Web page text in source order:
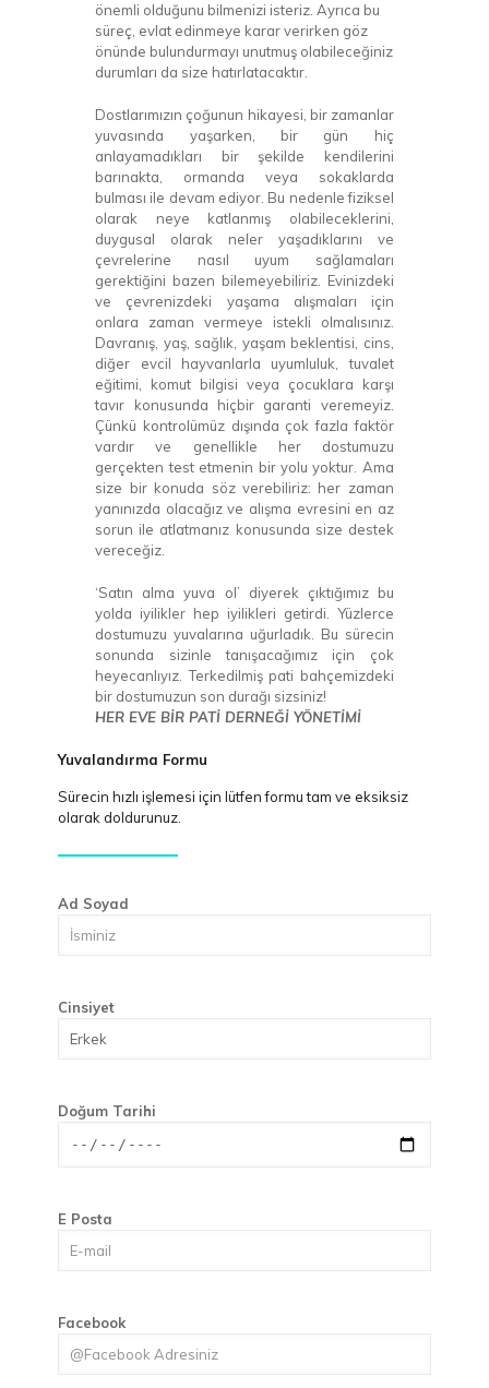
önemli olduğunu bilmenizi isteriz. Ayrıca bu
süreç, evlat edinmeye karar verirken göz
önünde bulundurmayı unutmuş olabileceğiniz
durumları da size hatırlatacaktır.
Dostlarımızın çoğunun hikayesi, bir zamanlar
yuvasında yaşarken, bir gün hiç
anlayamadıkları bir şekilde kendilerini
barınakta, ormanda veya sokaklarda
bulması ile devam ediyor. Bu nedenle fiziksel
olarak neye katlanmış olabileceklerini,
duygusal olarak neler yaşadıklarını ve
çevrelerine nasıl uyum sağlamaları
gerektiğini bazen bilemeyebiliriz. Evinizdeki
ve çevrenizdeki yaşama alışmaları için
onlara zaman vermeye istekli olmalısınız.
Davranış, yaş, sağlık, yaşam beklentisi, cins,
diğer evcil hayvanlarla uyumluluk, tuvalet
eğitimi, komut bilgisi veya çocuklara karşı
tavır konusunda hiçbir garanti veremeyiz.
Çünkü kontrolümüz dışında çok fazla faktör
vardır ve genellikle her dostumuzu
gerçekten test etmenin bir yolu yoktur. Ama
size bir konuda söz verebiliriz: her zaman
yanınızda olacağız ve alışma evresini en az
sorun ile atlatmanız konusunda size destek
vereceğiz.
‘Satın alma yuva ol’ diyerek çıktığımız bu
yolda iyilikler hep iyilikleri getirdi. Yüzlerce
dostumuzu yuvalarına uğurladık. Bu sürecin
sonunda sizinle tanışacağımız için çok
heyecanlıyız. Terkedilmiş pati bahçemizdeki
bir dostumuzun son durağı sizsiniz!
HER EVE BİR PATİ DERNEĞİ YÖNETİMİ
Yuvalandırma Formu
Sürecin hızlı işlemesi için lütfen formu tam ve eksiksiz
olarak doldurunuz.
Ad Soyad
Cinsiyet
Doğum Tarihi
E Posta
Facebook